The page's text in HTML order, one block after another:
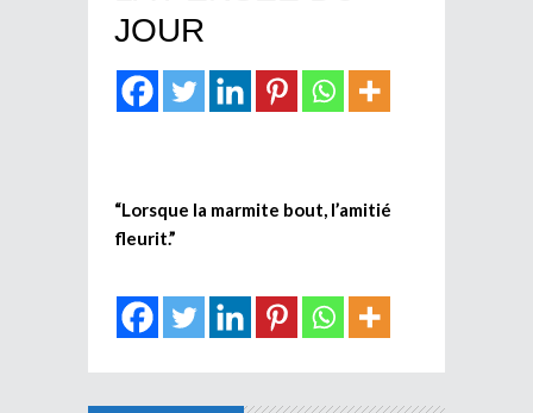
JOUR
“Lorsque la marmite bout, l’amitié
fleurit.”